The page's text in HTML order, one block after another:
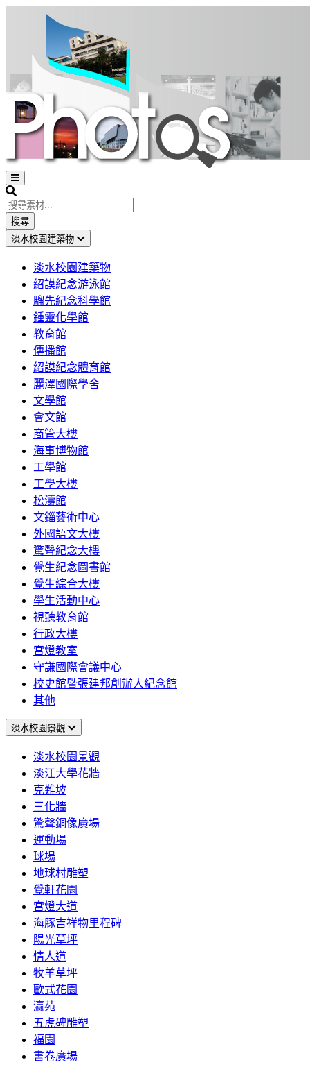
Open
sidebar
Search
搜尋
淡水校園建築物
淡水校園建築物
紹謨紀念游泳館
騮先紀念科學館
鍾靈化學館
教育館
傳播館
紹謨紀念體育館
麗澤國際學舍
文學館
會文館
商管大樓
海事博物館
工學館
工學大樓
松濤館
文錙藝術中心
外國語文大樓
驚聲紀念大樓
覺生紀念圖書館
覺生綜合大樓
學生活動中心
視聽教育館
行政大樓
宮燈教室
守謙國際會議中心
校史館暨張建邦創辦人紀念館
其他
淡水校園景觀
淡水校園景觀
淡江大學花牆
克難坡
三化牆
驚聲銅像廣場
運動場
球場
地球村雕塑
覺軒花園
宮燈大道
海豚吉祥物里程碑
陽光草坪
情人道
牧羊草坪
歐式花園
瀛苑
五虎碑雕塑
福園
書卷廣場